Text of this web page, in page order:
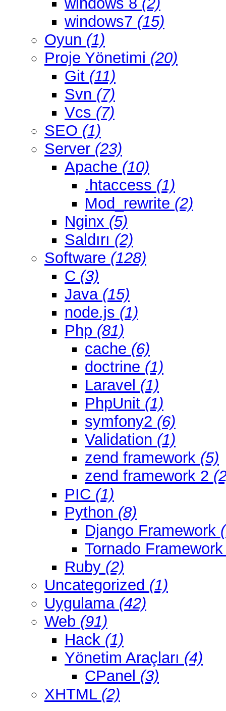
windows7 (15)
Oyun (1)
Proje Yönetimi (20)
Git (11)
Svn (7)
Vcs (7)
SEO (1)
Server (23)
Apache (10)
.htaccess (1)
Mod_rewrite (2)
Nginx (5)
Saldırı (2)
Software (128)
C (3)
Java (15)
node.js (1)
Php (81)
cache (6)
doctrine (1)
Laravel (1)
PhpUnit (1)
symfony2 (6)
Validation (1)
zend framework (5)
zend framework 2
PIC (1)
Python (8)
Django Framework
Tornado
Ruby (2)
Uncategorized (1)
Uygulama (42)
Web (91)
Hack (1)
Yönetim Araçları (4)
CPanel (3)
XHTML (2)